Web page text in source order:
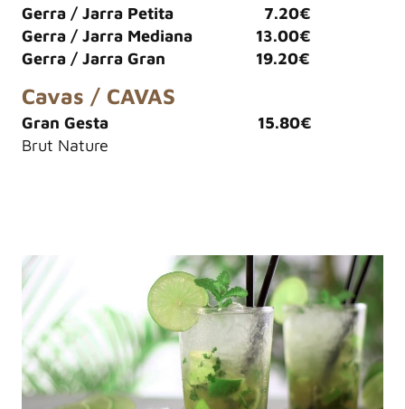
Gerra / Jarra Petita 7.20€
Gerra / Jarra Mediana 13.00€
Gerra / Jarra Gran 19.20€
Cavas / CAVAS
Gran Gesta 15.80€
Brut Nature